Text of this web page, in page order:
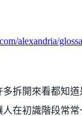
alexandria/
拆開來看都知道
在初識階段常常